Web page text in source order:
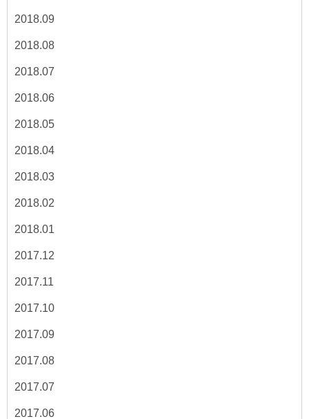
2018.09
2018.08
2018.07
2018.06
2018.05
2018.04
2018.03
2018.02
2018.01
2017.12
2017.11
2017.10
2017.09
2017.08
2017.07
2017.06